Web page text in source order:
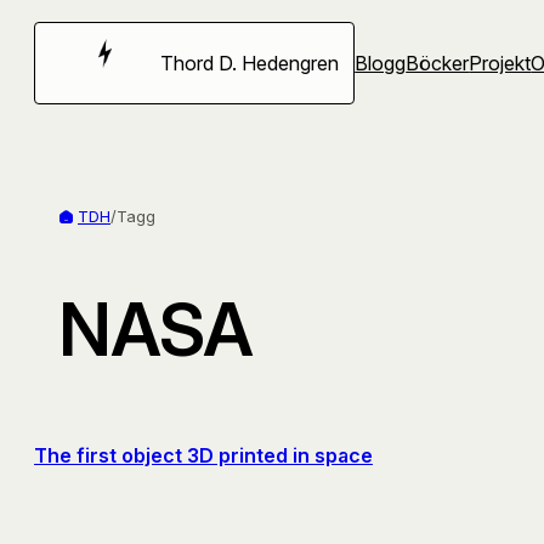
Hoppa
Thord D. Hedengren BloggBöckerProjekt
TDH/Tagg
NASA
The first object 3D printed in space